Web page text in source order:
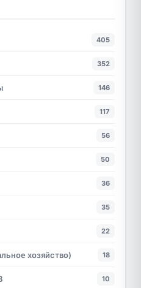
405
352
146
117
56
50
36
35
22
хозяйство) 18
10